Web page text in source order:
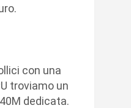
con una
troviamo un
dedicata.